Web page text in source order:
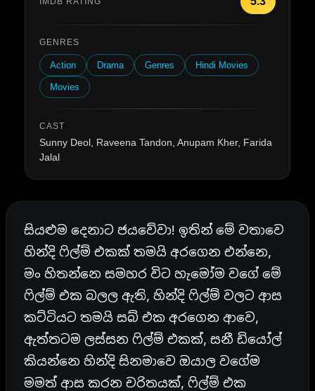
GENRES
Action Drama Genres Hindi Movies
Movies
CAST
Sunny Deol, Raveena Tandon, Anupam Kher, Farida
Jalal
සියළුම දෙනාට ජයවේවා! ඉතින් මේ වතාවෙ
හින්දි ෆිල්ම් එකක් තමයි අරගෙන එන්නෙ,
මං හිතන්නෙ සමහර විට හැමෝම වගේ මේ
ෆිල්ම් එක බලල ඇති, හින්දි ෆිල්ම් වලට ආස
කට්ටියට තමයි සබ් එක අරගෙන ආවෙ,
ඇත්තටම ලස්සන ෆිල්ම් එකක්, සනී ඩියෝල්
කියන්නෙ හින්දි සිනමාවෙ ඔයාල වගේම
මමත් ආස කරන චරිතයක්, ෆිල්ම් එක